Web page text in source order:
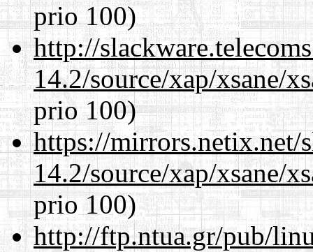
prio 100)
http://
14.2/source/xap/xsane/
prio 100)
https://mirrors.netix.net/
14.2/source/xap/xsane/
prio 100)
http://ftp.ntua.gr/pub/